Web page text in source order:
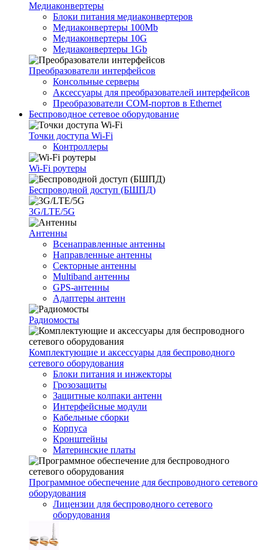
Медиаконвертеры
Блоки питания медиаконвертеров
Медиаконвертеры 100Mb
Медиаконвертеры 10G
Медиаконвертеры 1Gb
Преобразователи интерфейсов
Консольные серверы
Аксессуары для преобразователей интерфейсов
Преобразователи COM-портов в Ethernet
Беспроводное сетевое оборудование
Точки доступа Wi-Fi
Контроллеры
Wi-Fi роутеры
Беспроводной доступ (БШПД)
3G/LTE/5G
Антенны
Всенаправленные антенны
Направленные антенны
Секторные антенны
Multiband антенны
GPS-антенны
Адаптеры антенн
Радиомосты
Комплектующие и аксессуары для беспроводного
сетевого оборудования
Блоки питания и инжекторы
Грозозащиты
Защитные колпаки антенн
Интерфейсные модули
Кабельные сборки
Корпуса
Кронштейны
Материнские платы
Программное обеспечение для беспроводного сетевого
оборудования
Лицензии для беспроводного сетевого
оборудования